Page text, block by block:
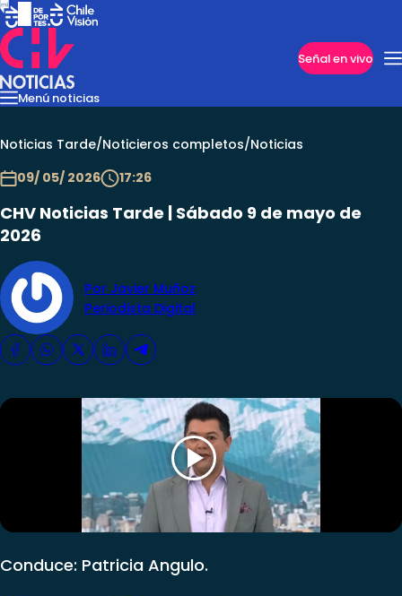
Señal en vivo
Menú noticias
InternacionalReportajesCazanoticiasEconomíaCasos
Noticias Tarde/Noticieros completos/Noticias
09/ 05/ 2026
17:26
CHV Noticias Tarde | Sábado 9 de mayo de
2026
Por Javier Muñoz
Periodista Digital
Conduce: Patricia Angulo.
Imperdibles
Club De La Comedia
Contigo en Directo
El Tiempo
Sabingo